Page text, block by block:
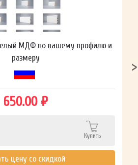
МДФ по вашему профилю и
размеру
650.00 ₽
Купить
цену со скидкой